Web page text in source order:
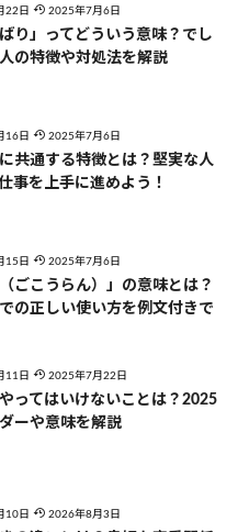
22日 2025年7月6日
ばり」ってどういう意味？でし
の特徴や対処法を解説
16日 2025年7月6日
共通する特徴とは？堅実な人
事を上手に進めよう！
15日 2025年7月6日
（ごこうらん）」の意味とは？
の正しい使い方を例文付きで
11日 2025年7月22日
ってはいけないことは？2025
ーや意味を解説
10日 2026年8月3日